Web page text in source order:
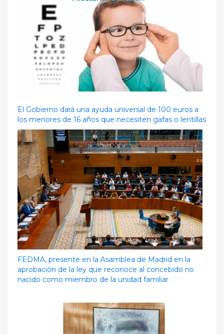
El Gobierno dará una ayuda universal de 100 euros a
los menores de 16 años que necesiten gafas o lentillas
FEDMA, presente en la Asamblea de Madrid en la
aprobación de la ley que reconoce al concebido no
nacido como miembro de la unidad familiar